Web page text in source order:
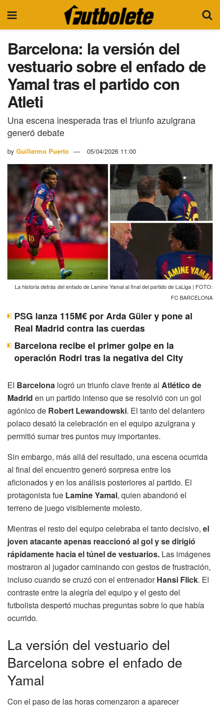
Barcelona: la versión del
vestuario sobre el enfado de
Yamal tras el partido con
Atleti
Una escena inesperada tras el triunfo azulgrana
generó debate
by Guillermo Puerto 05/04/2026 11:00
La historia detrás del enfado de Lamine Yamal al final del partido de LaLiga | FOTO:
FC BARCELONA
PSG lanza 115M€ por Arda Güler y pone al
Real Madrid contra las cuerdas
Barcelona recibe el primer golpe en la
operación Rodri tras la negativa del City
El Barcelona logró un triunfo clave frente al Atlético de
Madrid en un partido intenso que se resolvió con un gol
agónico de Robert Lewandowski. El tanto del delantero
polaco desató la celebración en el equipo azulgrana y
permitió sumar tres puntos muy importantes.
Sin embargo, más allá del resultado, una escena ocurrida
al final del encuentro generó sorpresa entre los
aficionados y en los análisis posteriores al partido. El
protagonista fue Lamine Yamal, quien abandonó el
terreno de juego visiblemente molesto.
Mientras el resto del equipo celebraba el tanto decisivo, el
joven atacante apenas reaccionó al gol y se dirigió
rápidamente hacia el túnel de vestuarios. Las imágenes
mostraron al jugador caminando con gestos de frustración,
incluso cuando se cruzó con el entrenadorHansi Flick. El
contraste entre la alegría del equipo y el gesto del
futbolista despertó muchas preguntas sobre lo que había
ocurrido.
La versión del vestuario del
Barcelona sobre el enfado de
Yamal
Con el paso de las horas comenzaron a aparecer